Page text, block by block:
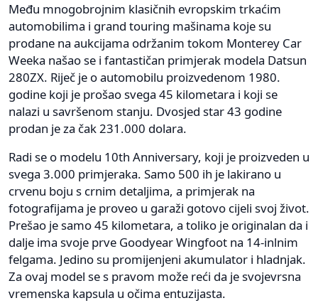
Među mnogobrojnim klasičnih evropskim trkaćim
automobilima i grand touring mašinama koje su
prodane na aukcijama održanim tokom Monterey Car
Weeka našao se i fantastičan primjerak modela Datsun
280ZX. Riječ je o automobilu proizvedenom 1980.
godine koji je prošao svega 45 kilometara i koji se
nalazi u savršenom stanju. Dvosjed star 43 godine
prodan je za čak 231.000 dolara.
Radi se o modelu 10th Anniversary, koji je proizveden u
svega 3.000 primjeraka. Samo 500 ih je lakirano u
crvenu boju s crnim detaljima, a primjerak na
fotografijama je proveo u garaži gotovo cijeli svoj život.
Prešao je samo 45 kilometara, a toliko je originalan da i
dalje ima svoje prve Goodyear Wingfoot na 14-inlnim
felgama. Jedino su promijenjeni akumulator i hladnjak.
Za ovaj model se s pravom može reći da je svojevrsna
vremenska kapsula u očima entuzijasta.